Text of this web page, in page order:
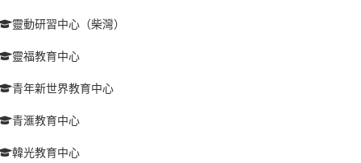
靈動研習中心（柴灣）
靈福教育中心
青年新世界教育中心
青滙教育中心
韓光教育中心